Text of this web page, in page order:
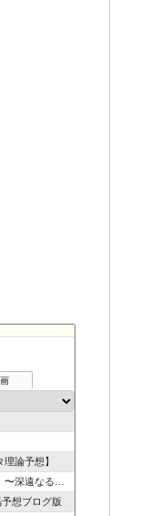
論予想】
る血の連鎖〜
想ブログ版